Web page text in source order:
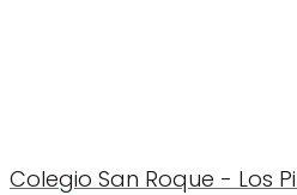
Colegio San Roque - Los